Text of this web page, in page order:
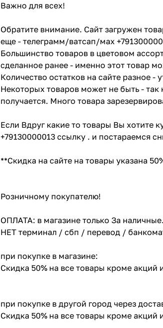
Важно для всех!
Обратите внимание. Сайт загружен
еще - телеграмм/ватсап/мах
Большинство товаров в цветовом
сделанное ранее - именно этот товар
Количество остатков на сайте разное -
Некоторых товаров может не быть -
получается. Много товара
Если Вдруг какие то товары Вы хотите
+79130000013 ссылку . и постараемся
**Скидка на сайте на товары указана
Розничному покупателю!
ОПЛАТА: в магазине только За наличные.
НЕТ терминал / сбп / перевод /
при покупке в магазине:
Скидка 50% на все товары кроме акций
при покупке в другой город через
Скидка 50% на все товары кроме акций